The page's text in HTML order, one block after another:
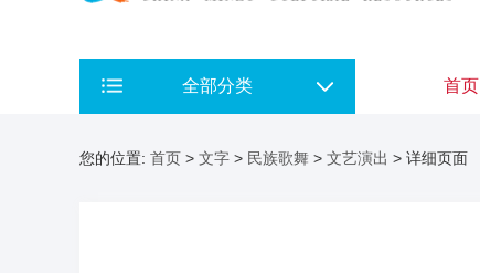
全部分类 首页
您的位置: 首页 > 文字 > 民族歌舞 > 文艺演出 > 详细页面